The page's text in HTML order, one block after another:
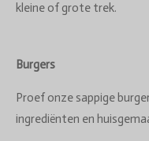
kleine of grote trek.
Burgers
Proef onze sappige
ingrediënten en